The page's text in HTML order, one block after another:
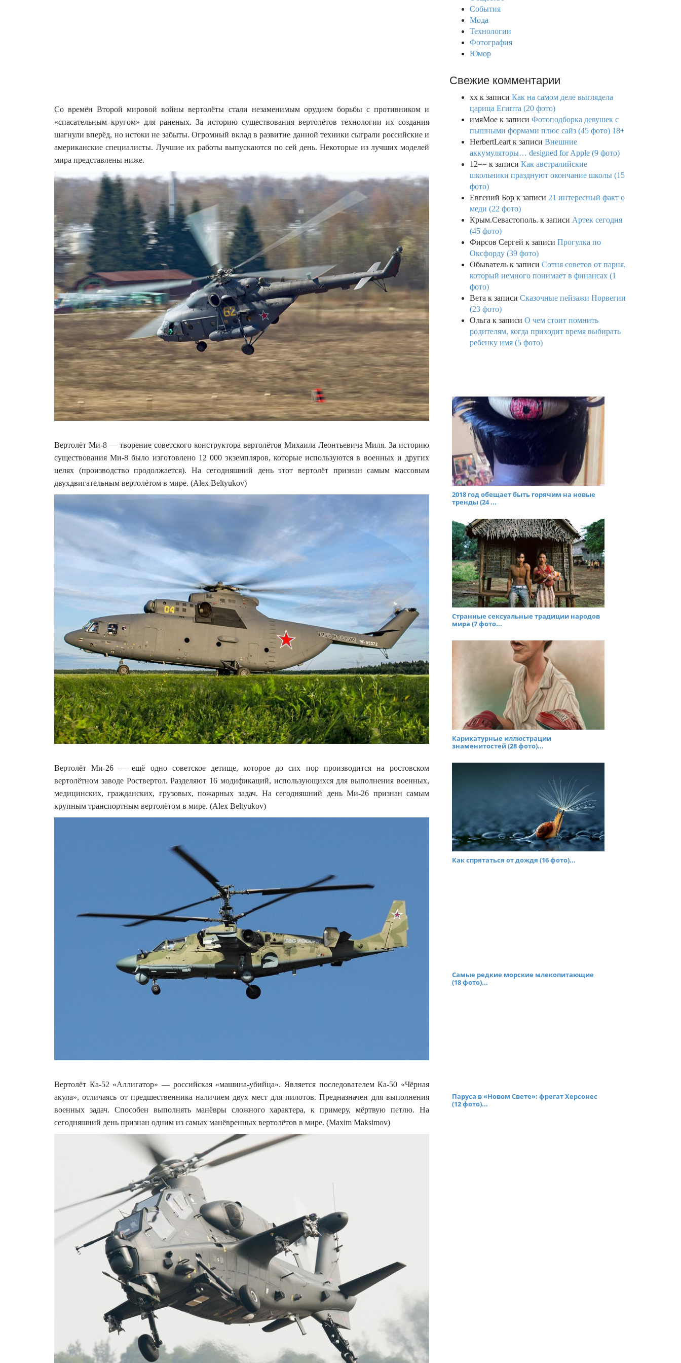
Со времён Второй мировой войны вертолёты стали незаменимым орудием борьбы с противником и
«спасательным кругом» для раненых. За историю существования вертолётов технологии их создания
шагнули вперёд, но истоки не забыты.Огромный вклад в развитие данной техники сыграли российские и
американские специалисты. Лучшие их работы выпускаются по сей день. Некоторые из лучших моделей
мира представлены ниже.
Вертолёт Ми-8 — творение советского конструктора вертолётов Михаила Леонтьевича Миля. За историю
существования Ми-8 было изготовлено 12 000 экземпляров, которые используются в военных и других
целях (производство продолжается). На сегодняшний день этот вертолёт признан самым массовым
двухдвигательным вертолётом в мире. (Alex Beltyukov)
Вертолёт Ми-26 — ещё одно советское детище, которое до сих пор производится на ростовском
вертолётном заводе Роствертол. Разделяют 16 модификаций, использующихся для выполнения военных,
медицинских, гражданских, грузовых, пожарных задач. На сегодняшний день Ми-26 признан самым
крупным транспортным вертолётом в мире. (Alex Beltyukov)
Вертолёт Ка-52 «Аллигатор» — российская «машина-убийца». Является последователем Ка-50 «Чёрная
акула», отличаясь от предшественника наличием двух мест для пилотов. Предназначен для выполнения
военных задач. Способен выполнять манёвры сложного характера, к примеру, мёртвую петлю. На
сегодняшний день признан одним из самых манёвренных вертолётов в мире. (Maxim Maksimov)
События
Мода
Технологии
Фотография
Юмор
Свежие комментарии
xx к записи Как на самом деле выглядела
царица Египта (20 фото)
имяМое к записи Фотоподборка девушек с
пышными формами плюс сайз (45 фото) 18+
HerbertLeart к записи Внешние
аккумуляторы… designed for Apple (9 фото)
12== к записи Как австралийские
школьники празднуют окончание школы (15
фото)
Евгений Бор к записи 21 интересный факт о
меди (22 фото)
Крым.Севастополь. к записи Артек сегодня
(45 фото)
Фирсов Сергей к записи Прогулка по
Оксфорду (39 фото)
Обыватель к записи Сотня советов от парня,
который немного понимает в финансах (1
фото)
Вета к записи Сказочные пейзажи Норвегии
(23 фото)
Ольга к записи О чем стоит помнить
родителям, когда приходит время выбирать
ребенку имя (5 фото)
2018 год обещает быть горячим на новые
тренды (24 ...
Странные сексуальные традиции народов
мира (7 фото...
Карикатурные иллюстрации
знаменитостей (28 фото)...
Как спрятаться от дождя (16 фото)...
Самые редкие морские млекопитающие
(18 фото)...
Паруса в «Новом Свете»: фрегат Херсонес
(12 фото)...